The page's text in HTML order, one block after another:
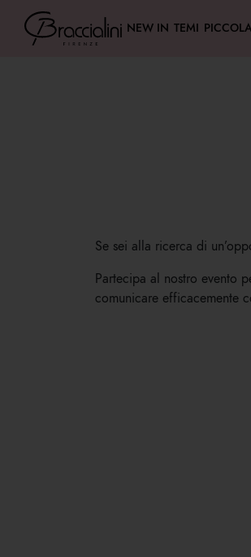
NEW IN TEMI
Se sei alla ricerca di
Partecipa al nostro evento
comunicare efficacemente